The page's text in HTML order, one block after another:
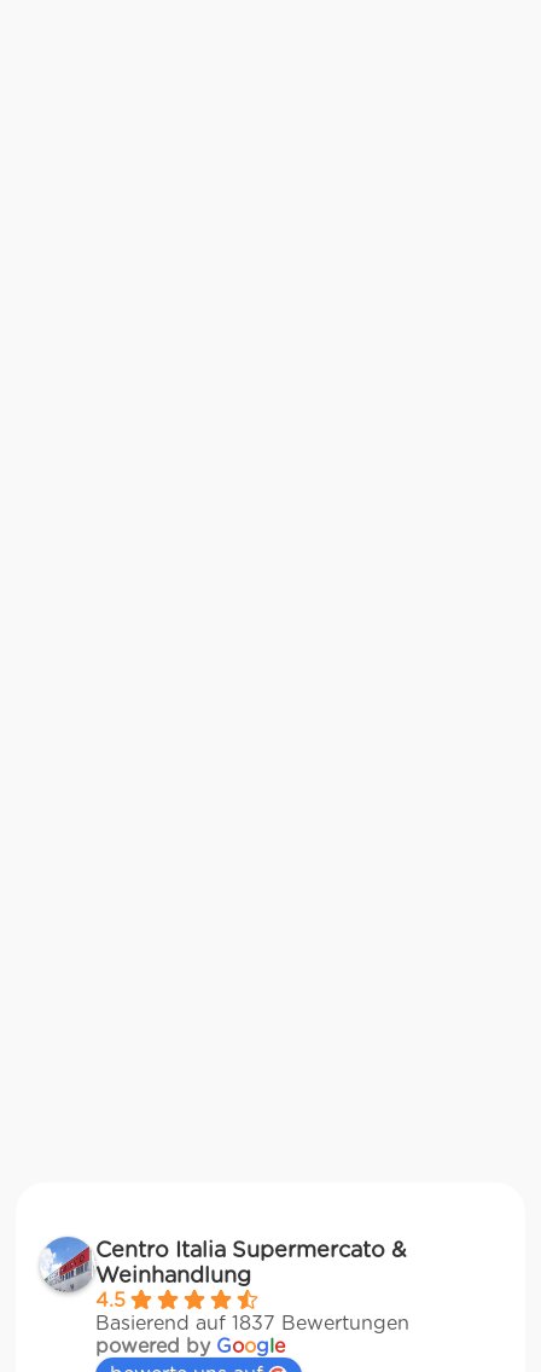
Centro Italia Supermercato &
Weinhandlung
4.5
Basierend auf 1837 Bewertungen
powered by Google